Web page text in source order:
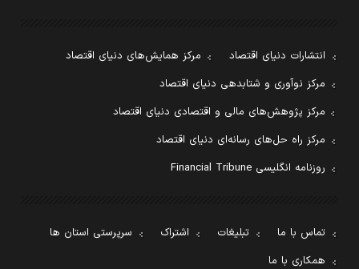
انتشارات دنیای اقتصاد
مرکز همایش‌های دنیای اقتصاد
مرکز نوآوری و شتابدهی دنیای اقتصاد
مرکز پژوهش‌های مالی و اقتصادی دنیای اقتصاد
مرکز راه حل‌های رسانه‌ای دنیای اقتصاد
روزنامه انگلیسی Financial Tribune
تماس با ما تبلیغات اشتراک
سرپرستی استان ها
همکاری با ما